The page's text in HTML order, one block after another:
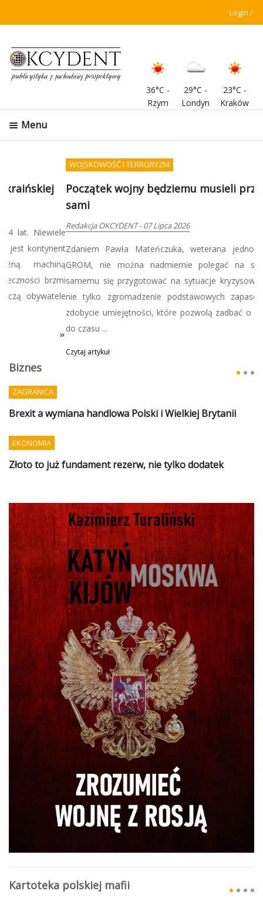
Login
36°C -
Rzym
29°C -
Londyn
23°C -
Kraków
Menu
WOJSKOWOŚĆ I TERRORYZM
Początek wojny będziemu musieli przetrwać
Redakcja OKCYDENT-07 Lipca 2026
Zdaniem Pawła Mateńczuka, weterana jednostki specjalnej
GROM, nie można nadmiernie polegać na służbach, tylko
samemu się przygotować na sytuacje kryzysowe, co oznacza
nie tylko zgromadzenie podstawowych zapasów, ale także
zdobycie umiejętności, które pozwolą zadbać o siebie i bliskich
Biznes
ZAGRANICA
Brexit a wymiana handlowa Polski i Wielkiej Brytanii
EKONOMIA
Złoto to już fundament rezerw, nie tylko dodatek
Kartoteka polskiej mafii